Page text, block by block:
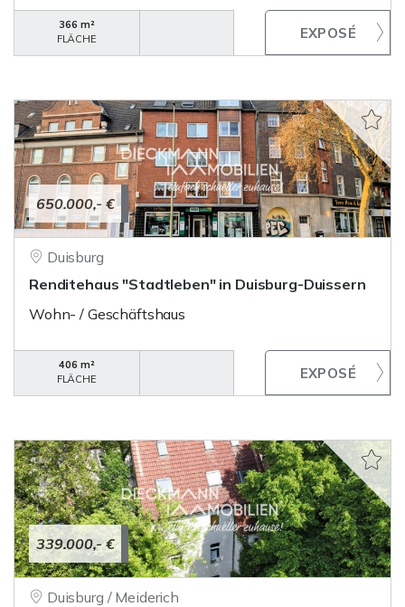
366 m²
FLÄCHE
650.000,- €
Duisburg
Renditehaus "Stadtleben" in Duisburg-Duissern
Wohn- / Geschäftshaus
406 m²
FLÄCHE
339.000,- €
Duisburg / Meiderich